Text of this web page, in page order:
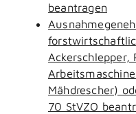
beantragen
Ackerschlepper,
Mähdrescher)
70 StVZO